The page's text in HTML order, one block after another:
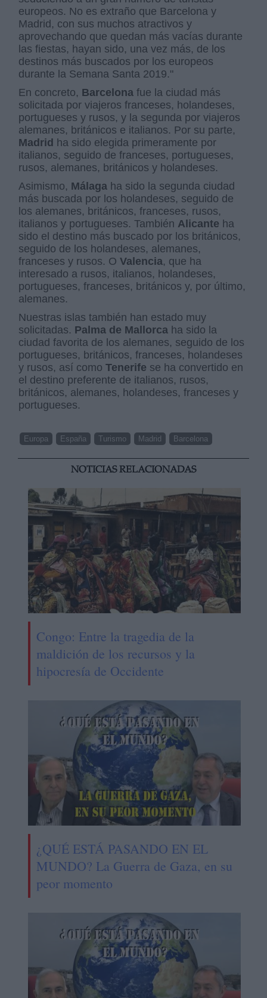
europeos. No es extraño que Barcelona y
Madrid, con sus muchos atractivos y
aprovechando que quedan más vacías durante
las fiestas, hayan sido, una vez más, de los
destinos más buscados por los europeos
durante la Semana Santa 2019."
En concreto, Barcelona fue la ciudad más
solicitada por viajeros franceses, holandeses,
portugueses y rusos, y la segunda por viajeros
alemanes, británicos e italianos. Por su parte,
Madrid ha sido elegida primeramente por
italianos, seguido de franceses, portugueses,
rusos, alemanes, británicos y holandeses.
Asimismo, Málaga ha sido la segunda ciudad
más buscada por los holandeses, seguido de
los alemanes, británicos, franceses, rusos,
italianos y portugueses. También Alicante ha
sido el destino más buscado por los británicos,
seguido de los holandeses, alemanes,
franceses y rusos. OValencia, que ha
interesado a rusos, italianos, holandeses,
portugueses, franceses, británicos y, por último,
alemanes.
Nuestras islas también han estado muy
solicitadas. Palma de Mallorca ha sido la
ciudad favorita de los alemanes, seguido de los
portugueses, británicos, franceses, holandeses
y rusos, así comoTenerife se ha convertido en
el destino preferente de italianos, rusos,
británicos, alemanes, holandeses, franceses y
portugueses.
Europa España Turismo Madrid Barcelona
NOTICIAS RELACIONADAS
Congo: Entre la tragedia de la
maldición de los recursos y la
hipocresía de Occidente
¿QUÉ ESTÁ PASANDO EN EL
MUNDO? La Guerra de Gaza, en su
peor momento